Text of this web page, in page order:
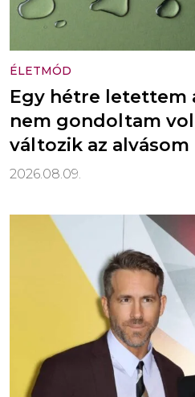
ÉLETMÓD
Egy hétre letettem
nem gondoltam
változik az alvásom
2026.08.09.